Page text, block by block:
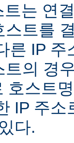
는 연
트를
른 IP
트의 경
호스트
IP 주
다.